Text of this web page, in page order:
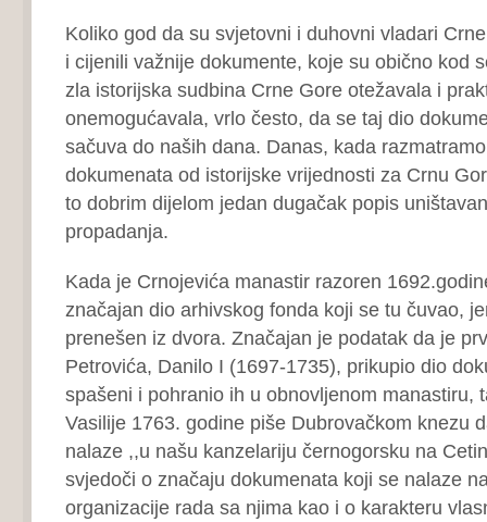
Koliko god da su svjetovni i duhovni vladari
i cijenili važnije dokumente, koje su obično kod
zla istorijska sudbina Crne Gore otežavala i
onemogućavala, vrlo često, da se taj dio
sačuva do naših dana. Danas, kada
dokumenata od istorijske vrijednosti za Crnu
to dobrim dijelom jedan dugačak popis
propadanja.
Kada je Crnojevića manastir razoren
značajan dio arhivskog fonda koji se tu čuvao,
prenešen iz dvora. Značajan je podatak da je
Petrovića, Danilo I (1697-1735), prikupio dio
spašeni i pohranio ih u obnovljenom manastiru,
Vasilije 1763. godine piše Dubrovačkom knezu
nalaze ,,u našu kanzelariju černogorsku na
svjedoči o značaju dokumenata koji se nalaze
organizacije rada sa njima kao i o karakteru